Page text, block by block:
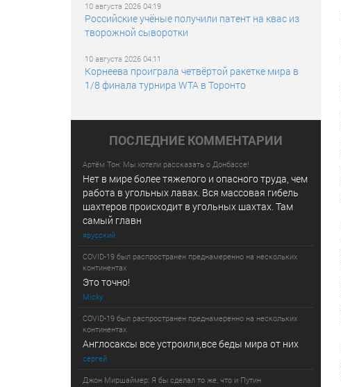
10 августа 2026 04:19
Российские учёные получили патент на квас из
творожной сыворотки
10 августа 2026 04:11
Корнеева проиграла четвёртой ракетке мира в
1/8 финала турнира WTA в Торонто
ПОСЛЕДНИE КОММЕНТАРИИ
Артём Тон: Мы хотели рассказать о Донбассе!
Нет в мире более тяжелого и опасного труда, чем
работа в угольных лавах. Вся массовая гибель
шахтеров происходит в угольных шахтах. Там
самый главн
ярусский
COVID-19 был распространен преднамеренно на нескольких
континентах
Это точно!
Micky
COVID-19 был распространен преднамеренно на нескольких
континентах
Англосаксы все устроили,все беды мира от них
сергей
Джон Миршаймер: Я бы сделал то же, что и Путин